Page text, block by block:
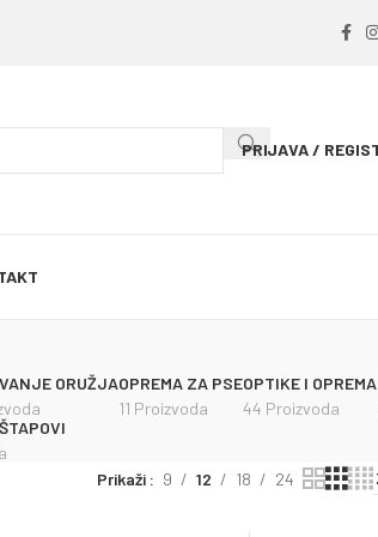
PRIJAVA /
ORUŽJAOPREMA ZA PSE
11 Proizvoda
OPTIKE I OPREMA
44 Proizvoda
Prikaži 9 12 18 24